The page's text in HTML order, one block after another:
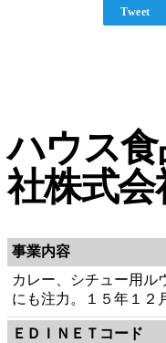
Tweet
ハウス
社株式
事業内容
カレー、シチュー用ル
にも注力。１５年１２
ＥＤＩＮＥＴコード